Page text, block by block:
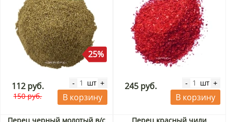
25%
112 руб.
150 руб.
- шт +
В корзину
245 руб. - шт +
В корзину